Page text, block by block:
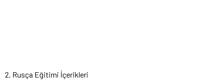
2. Rusça Eğitimi İçerikleri